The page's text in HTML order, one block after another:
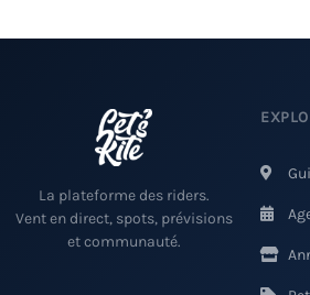
La plateforme des riders.
Vent en direct, spots, prévisions
et communauté.